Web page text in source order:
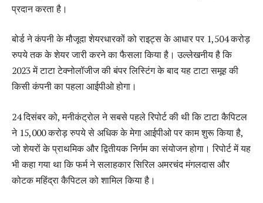
प्रदान करता है।
बोर्ड ने कंपनी के मौजूदा शेयरधारकों को राइट्स के आधार पर 1,504 करोड़
रुपये तक के शेयर जारी करने का फैसला किया है। उल्लेखनीय है कि
2023 में टाटा टेक्नोलॉजीज की बंपर लिस्टिंग के बाद यह टाटा समूह की
किसी कंपनी का पहला आईपीओ होगा।
24 दिसंबर को, मनीकंट्रोल ने सबसे पहले रिपोर्ट की थी कि टाटा कैपिटल
ने 15,000 करोड़ रुपये से अधिक के मेगा आईपीओ पर काम शुरू किया है,
जो शेयरों के प्राथमिक और द्वितीयक निर्गम का संयोजन होगा। रिपोर्ट में यह
भी कहा गया था कि फर्म ने सलाहकार सिरिल अमरचंद मंगलदास और
कोटक महिंद्रा कैपिटल को शामिल किया है।